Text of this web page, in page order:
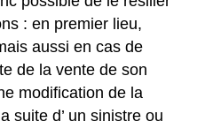
: en premier lieu,
aussi en cas de
de la vente de son
modification de la
suite d’ un sinistre ou